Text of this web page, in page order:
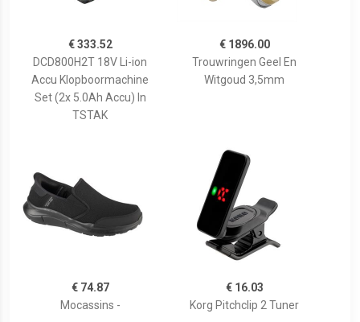
€ 333.52
DCD800H2T 18V Li-ion
Accu Klopboormachine
Set (2x 5.0Ah Accu) In
TSTAK
€ 1896.00
Trouwringen Geel En
Witgoud 3,5mm
€ 74.87
Mocassins -
€ 16.03
Korg Pitchclip 2 Tuner